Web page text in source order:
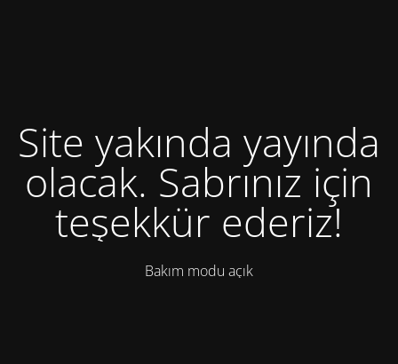
Site yakında yayında
olacak. Sabrınız için
teşekkür ederiz!
Bakım modu açık